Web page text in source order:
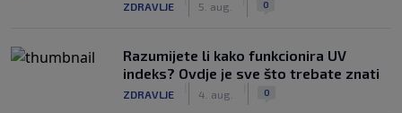
ZDRAVLJE 5. aug. 0
Razumijete li kako funkcionira UV
indeks? Ovdje je sve što trebate znati
ZDRAVLJE 4. aug. 0